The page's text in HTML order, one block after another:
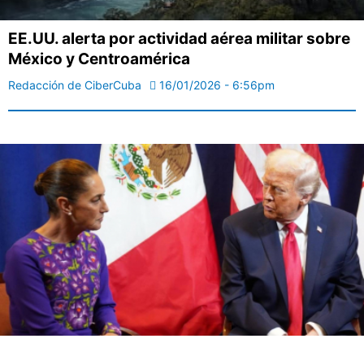
EE.UU. alerta por actividad aérea militar sobre
México y Centroamérica
Redacción de CiberCuba 16/01/2026 - 6:56pm